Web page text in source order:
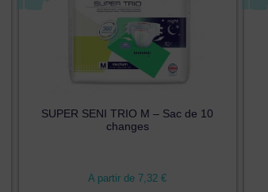
SUPER SENI TRIO M – Sac de 10
changes
A partir de 7,32€